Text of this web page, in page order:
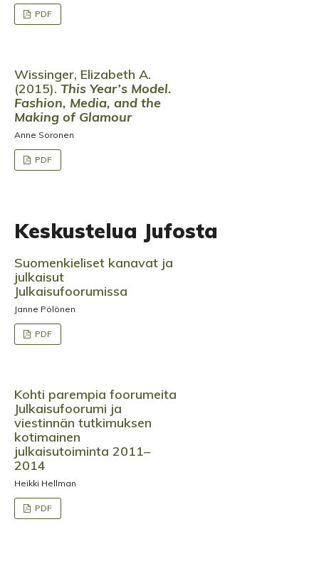
PDF
Wissinger, Elizabeth A.
(2015). This Year’s Model.
Fashion, Media, and the
Making of Glamour
Anne Soronen
PDF
Keskustelua Jufosta
Suomenkieliset kanavat ja
julkaisut
Julkaisufoorumissa
Janne Pölönen
PDF
Kohti parempia foorumeita
Julkaisufoorumi ja
viestinnän tutkimuksen
kotimainen
julkaisutoiminta 2011–
2014
Heikki Hellman
PDF